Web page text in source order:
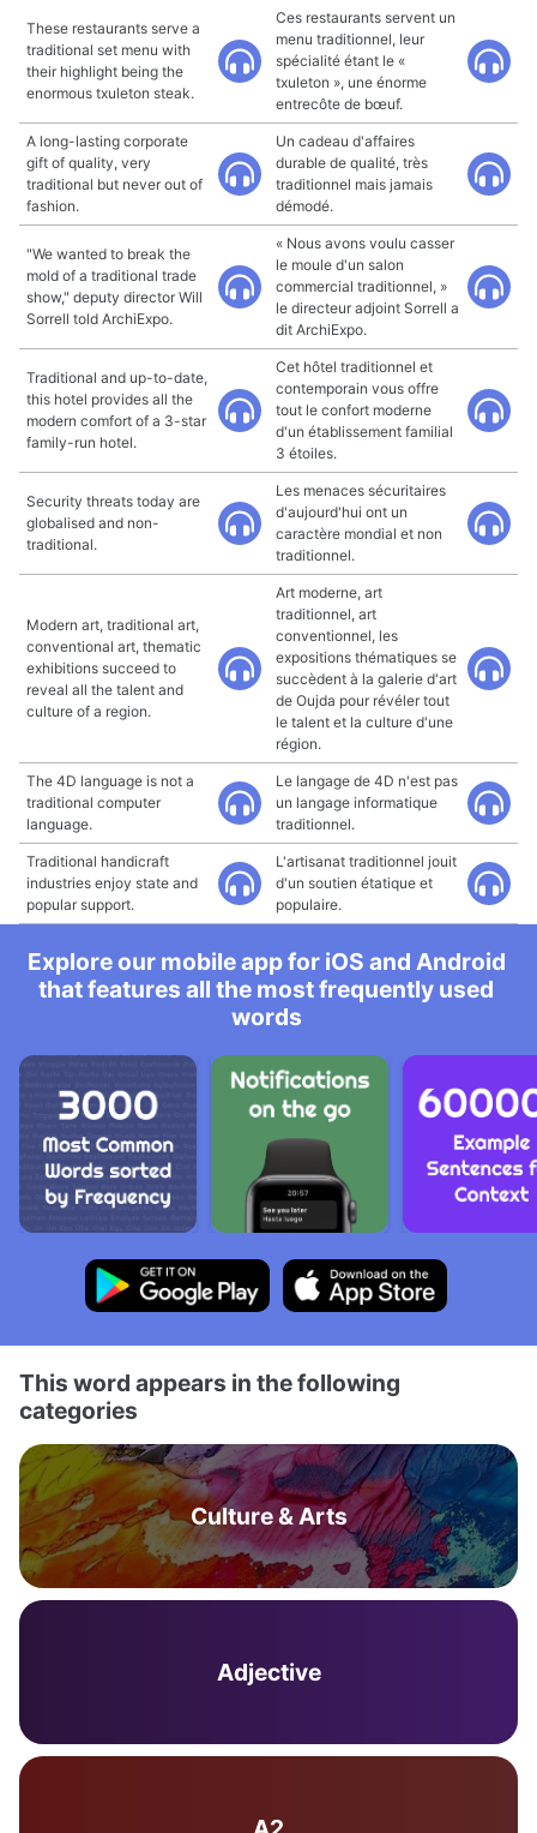
These restaurants serve a
traditional set menu with
their highlight being the
enormous txuleton steak.
Ces restaurants servent un
menu traditionnel, leur
spécialité étant le «
txuleton », une énorme
entrecôte de bœuf.
A long-lasting corporate
gift of quality, very
traditional but never out of
fashion.
Un cadeau d'affaires
durable de qualité, très
traditionnel mais jamais
démodé.
"We wanted to break the
mold of a traditional trade
show," deputy director Will
Sorrell told ArchiExpo.
« Nous avons voulu casser
le moule d'un salon
commercial traditionnel, »
le directeur adjoint Sorrell a
dit ArchiExpo.
Traditional and up-to-date,
this hotel provides all the
modern comfort of a 3-star
family-run hotel.
Cet hôtel traditionnel et
contemporain vous offre
tout le confort moderne
d'un établissement familial
3 étoiles.
Security threats today are
globalised and non-
traditional.
Les menaces sécuritaires
d'aujourd'hui ont un
caractère mondial et non
traditionnel.
Modern art, traditional art,
conventional art, thematic
exhibitions succeed to
reveal all the talent and
culture of a region.
Art moderne, art
traditionnel, art
conventionnel, les
expositions thématiques se
succèdent à la galerie d'art
de Oujda pour révéler tout
le talent et la culture d'une
région.
The 4D language is not a
traditional computer
language.
Le langage de 4D n'est pas
un langage informatique
traditionnel.
Traditional handicraft
industries enjoy state and
popular support.
L'artisanat traditionnel jouit
d'un soutien étatique et
populaire.
Explore our mobile app for iOS and Android
that features all the most frequently used
words
This word appears in the following
categories
Culture & Arts
Adjective